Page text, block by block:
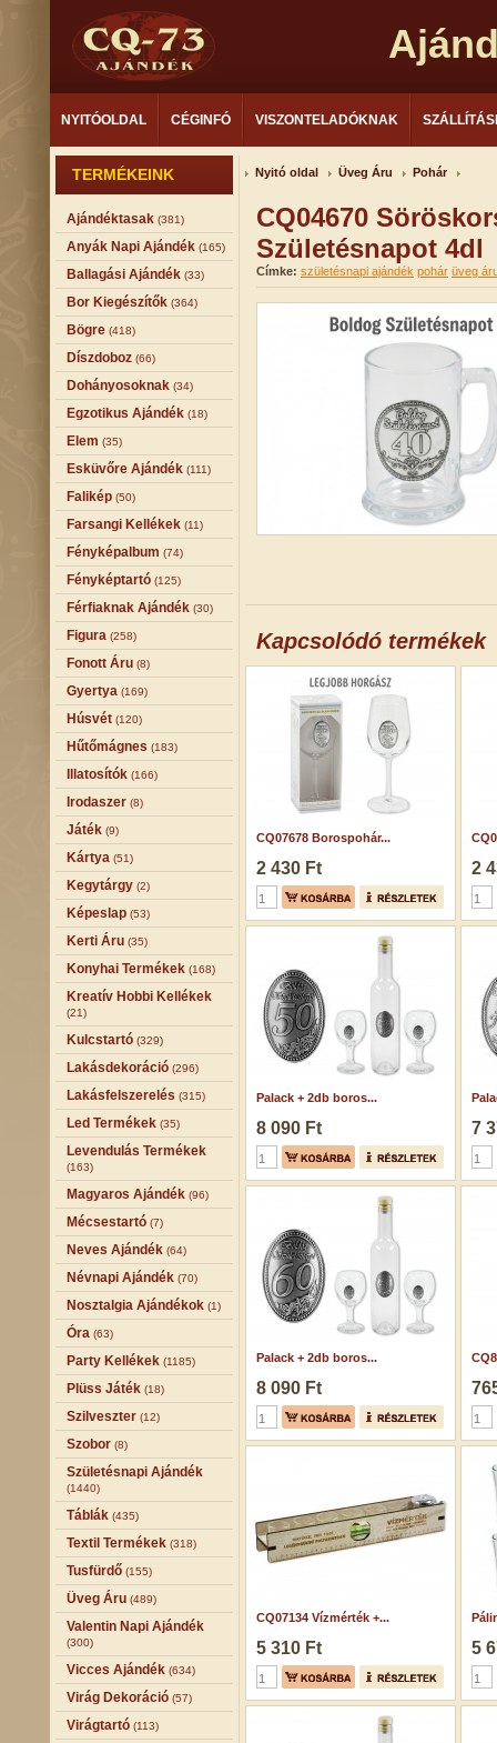
NYITÓOLDAL CÉGINFÓ VISZONTELADÓKNAK
TERMÉKEINK
Ajándéktasak (381)
Anyák Napi Ajándék (165)
Ballagási Ajándék (33)
Bor Kiegészítők (364)
Bögre (418)
Díszdoboz (66)
Dohányosoknak (34)
Egzotikus Ajándék (18)
Elem (35)
Esküvőre Ajándék (111)
Falikép (50)
Farsangi Kellékek (11)
Fényképalbum (74)
Fényképtartó (125)
Férfiaknak Ajándék (30)
Figura (258)
Fonott Áru (8)
Gyertya (169)
Húsvét (120)
Hűtőmágnes (183)
Illatosítók (166)
Irodaszer (8)
Játék (9)
Kártya (51)
Kegytárgy (2)
Képeslap (53)
Kerti Áru (35)
Konyhai Termékek (168)
Kreatív Hobbi Kellékek
(21)
Kulcstartó (329)
Lakásdekoráció (296)
Lakásfelszerelés (315)
Led Termékek (35)
Levendulás Termékek
(163)
Magyaros Ajándék (96)
Mécsestartó (7)
Neves Ajándék (64)
Névnapi Ajándék (70)
Nosztalgia Ajándékok (1)
Óra (63)
Party Kellékek (1185)
Plüss Játék (18)
Szilveszter (12)
Szobor (8)
Születésnapi Ajándék
(1440)
Táblák (435)
Textil Termékek (318)
Tusfürdő (155)
Üveg Áru (489)
Valentin Napi Ajándék
(300)
Vicces Ajándék (634)
Virág Dekoráció (57)
Virágtartó (113)
Nyitó oldal Üveg Áru Pohár
CQ04670
Születésnapot 4dl
Címke: születésnapi ajándék pohár üveg
Kapcsolódó termékek
CQ07678 Borospohár...
2 430 Ft 2
Palack + 2db boros...
8 090 Ft 7
Palack + 2db boros...
8 090 Ft
CQ07134 Vízmérték +...
5 310 Ft 5